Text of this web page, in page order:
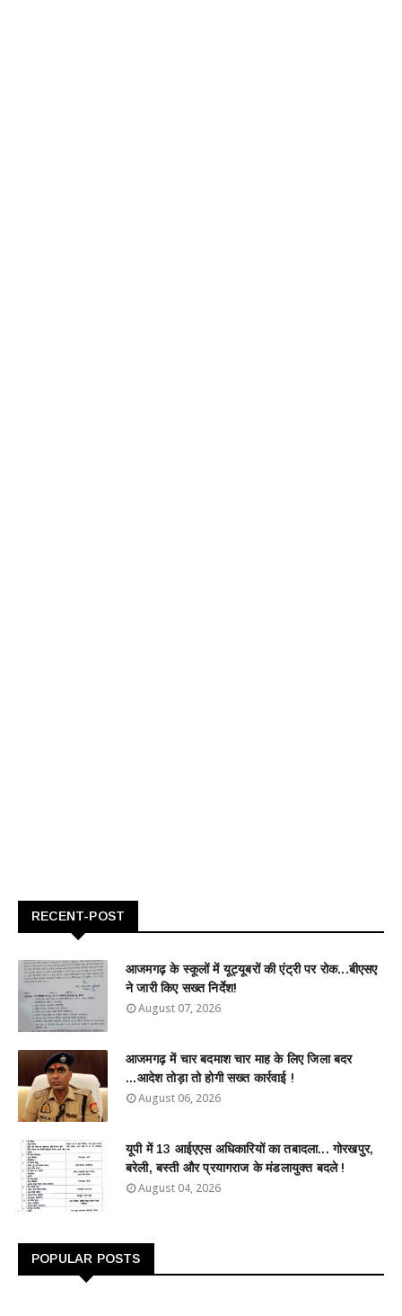
RECENT-POST
आजमगढ़ के स्कूलों में यूट्यूबरों की एंट्री पर रोक...बीएसए
ने जारी किए सख्त निर्देश!
August 07, 2026
आजमगढ़ में चार बदमाश चार माह के लिए जिला बदर
...आदेश तोड़ा तो होगी सख्त कार्रवाई !
August 06, 2026
यूपी में 13 आईएएस अधिकारियों का तबादला... गोरखपुर,
बरेली, बस्ती और प्रयागराज के मंडलायुक्त बदले !
August 04, 2026
POPULAR POSTS